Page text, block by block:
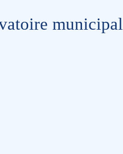
municipal